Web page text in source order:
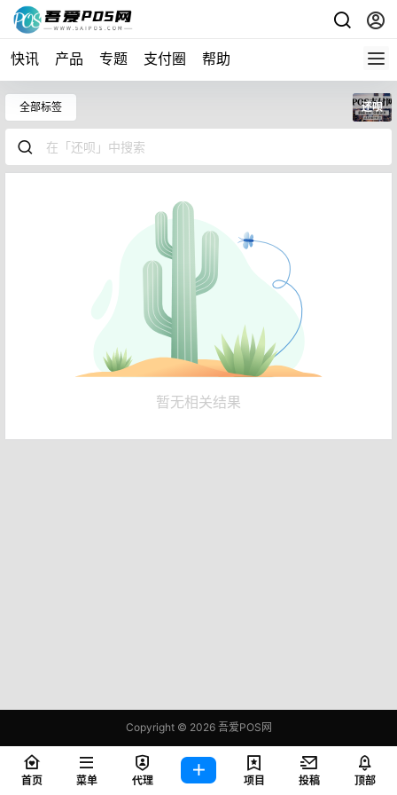
快讯 产品 专题 支付圈 帮助
全部标签 还呗
暂无相关结果
Copyright © 2026吾爱POS网
鄂ICP备2021006283号-1
查询 70 次，耗时 0.3874 秒
首页 菜单 代理 项目 投稿 顶部